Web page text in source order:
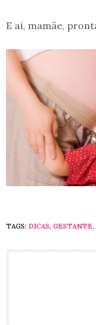
E aí, mamãe,
TAGS: DICAS, GESTANTE,